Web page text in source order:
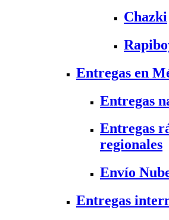
Chazki
Entregas en
Entregas
Entregas
regionales
Envío
Entregas